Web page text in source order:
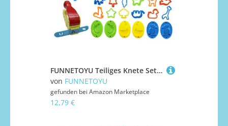
FUNNETOYU Teiliges Knete Set mit Kunststoffformen DIY Modelliermasse für Kleinkinder Pädagogisches Bastelset für Kreatives zu Hause Farblich Sortiert Sicher und Ungiftig Zufällige Farbe
von FUNNETOYU
gefunden bei Amazon Marketplace
12,79 €